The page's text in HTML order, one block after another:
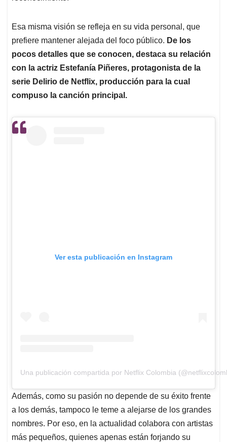
Esa misma visión se refleja en su vida personal, que
prefiere mantener alejada del foco público. De los
pocos detalles que se conocen, destaca su relación
con la actriz Estefanía Piñeres, protagonista de la
serie Delirio de Netflix, producción para la cual
compuso la canción principal.
Ver esta publicación en Instagram
Una publicación compartida por Netflix Colombia
Además, como su pasión no depende de su éxito frente
a los demás, tampoco le teme a alejarse de los grandes
nombres. Por eso, en la actualidad colabora con artistas
más pequeños, quienes apenas están forjando su